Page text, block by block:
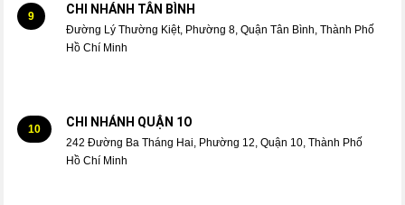
9 CHI NHÁNH TÂN BÌNH
Đường Lý Thường Kiệt, Phường 8, Quận Tân Bình, Thành Phố
Hồ Chí Minh
10 CHI NHÁNH QUẬN 1O
242 Đường Ba Tháng Hai, Phường 12, Quận 10, Thành Phố
Hồ Chí Minh